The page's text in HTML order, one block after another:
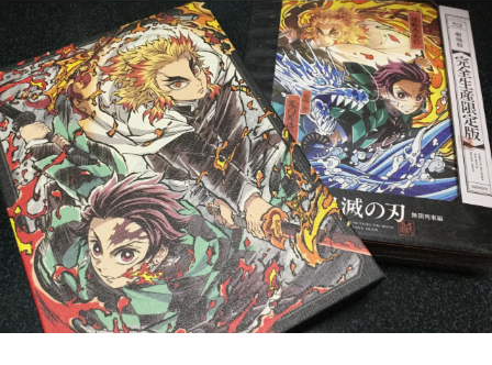
お知らせ
イベント・グッズ
YouTube
会社情報